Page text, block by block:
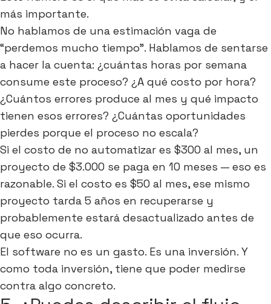
más importante.
No hablamos de una estimación vaga de
“perdemos mucho tiempo”. Hablamos de sentarse
a hacer la cuenta: ¿cuántas horas por semana
consume este proceso? ¿A qué costo por hora?
¿Cuántos errores produce al mes y qué impacto
tienen esos errores? ¿Cuántas oportunidades
pierdes porque el proceso no escala?
Si el costo de no automatizar es $300 al mes, un
proyecto de $3.000 se paga en 10 meses — eso es
razonable. Si el costo es $50 al mes, ese mismo
proyecto tarda 5 años en recuperarse y
probablemente estará desactualizado antes de
que eso ocurra.
El software no es un gasto. Es una inversión. Y
como toda inversión, tiene que poder medirse
contra algo concreto.